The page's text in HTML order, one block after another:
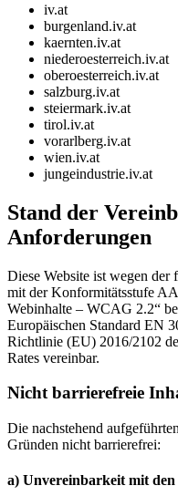
iv.at
burgenland.iv.at
kaernten.iv.at
niederoesterreich.iv.at
oberoesterreich.iv.at
salzburg.iv.at
steiermark.iv.at
tirol.iv.at
vorarlberg.iv.at
wien.iv.at
jungeindustrie.iv.at
Stand der
Anforderungen
Diese Website ist wegen
mit der Konformitätsstufe
Webinhalte – WCAG 2.2“
Europäischen Standard EN
Richtlinie (EU) 2016/2102
Rates vereinbar.
Nicht barrierefreie
Die nachstehend
Gründen nicht barrierefrei:
a) Unvereinbarkeit mit